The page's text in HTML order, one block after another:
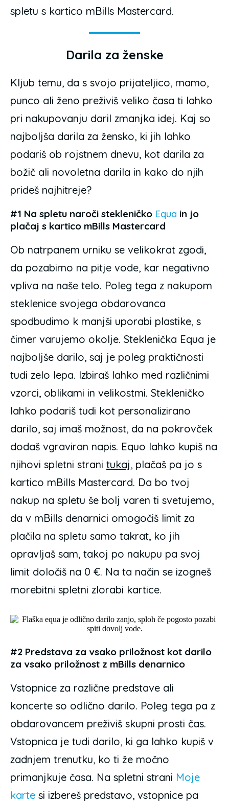
spletu s kartico mBills Mastercard.
Darila za ženske
Kljub temu, da s svojo prijateljico, mamo,
punco ali ženo preživiš veliko časa ti lahko
pri nakupovanju daril zmanjka idej. Kaj so
najboljša darila za žensko, ki jih lahko
podariš ob rojstnem dnevu, kot darila za
božič ali novoletna darila in kako do njih
prideš najhitreje?
#1 Na spletu naroči stekleničko Equa in jo
plačaj s kartico mBills Mastercard
Ob natrpanem urniku se velikokrat zgodi,
da pozabimo na pitje vode, kar negativno
vpliva na naše telo. Poleg tega z nakupom
steklenice svojega obdarovanca
spodbudimo k manjši uporabi plastike, s
čimer varujemo okolje. Steklenička Equa je
najboljše darilo, saj je poleg praktičnosti
tudi zelo lepa. Izbiraš lahko med različnimi
vzorci, oblikami in velikostmi. Stekleničko
lahko podariš tudi kot personalizirano
darilo, saj imaš možnost, da na pokrovček
dodaš vgraviran napis. Equo lahko kupiš na
njihovi spletni strani tukaj, plačaš pa jo s
kartico mBills Mastercard. Da bo tvoj
nakup na spletu še bolj varen ti svetujemo,
da v mBills denarnici omogočiš limit za
plačila na spletu samo takrat, ko jih
opravljaš sam, takoj po nakupu pa svoj
limit določiš na 0 €. Na ta način se izogneš
morebitni spletni zlorabi kartice.
#2 Predstava za vsako priložnost kot darilo
za vsako priložnost z mBills denarnico
Vstopnice za različne predstave ali
koncerte so odlično darilo. Poleg tega pa z
obdarovancem preživiš skupni prosti čas.
Vstopnica je tudi darilo, ki ga lahko kupiš v
zadnjem trenutku, ko ti že močno
primanjkuje časa. Na spletni strani Moje
karte si izbereš predstavo, vstopnice pa